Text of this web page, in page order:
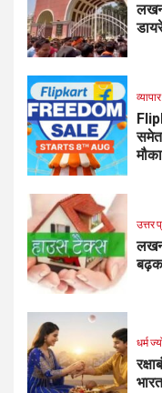
व्यापार
मौका
उत्तर
धर्म